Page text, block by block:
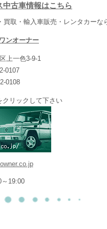
中古車情報はこちら
取・輸入車販売・レンタカーな
ワンオーナー
上一色3-9-1
0107
0108
リックして下さい
19:00